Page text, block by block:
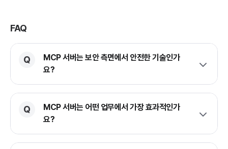
FAQ
MCP 서버는 보안 측면에서 안전한 기술인가
요?
MCP 서버는 어떤 업무에서 가장 효과적인가
요?